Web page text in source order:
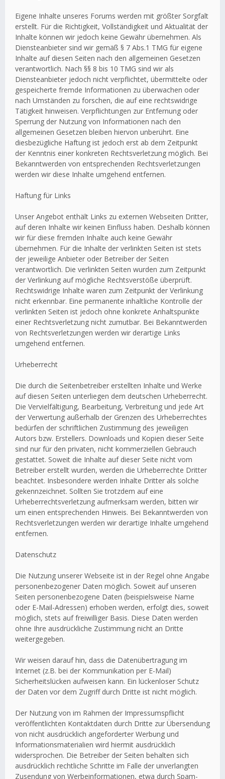
Eigene Inhalte unseres Forums werden mit größter Sorgfalt
erstellt. Für die Richtigkeit, Vollständigkeit und Aktualität der
Inhalte können wir jedoch keine Gewähr übernehmen. Als
Diensteanbieter sind wir gemäß § 7 Abs.1 TMG für eigene
Inhalte auf diesen Seiten nach den allgemeinen Gesetzen
verantwortlich. Nach §§ 8 bis 10 TMG sind wir als
Diensteanbieter jedoch nicht verpflichtet, übermittelte oder
gespeicherte fremde Informationen zu überwachen oder
nach Umständen zu forschen, die auf eine rechtswidrige
Tätigkeit hinweisen. Verpflichtungen zur Entfernung oder
Sperrung der Nutzung von Informationen nach den
allgemeinen Gesetzen bleiben hiervon unberührt. Eine
diesbezügliche Haftung ist jedoch erst ab dem Zeitpunkt
der Kenntnis einer konkreten Rechtsverletzung möglich. Bei
Bekanntwerden von entsprechenden Rechtsverletzungen
werden wir diese Inhalte umgehend entfernen.
Haftung für Links
Unser Angebot enthält Links zu externen Webseiten Dritter,
auf deren Inhalte wir keinen Einfluss haben. Deshalb können
wir für diese fremden Inhalte auch keine Gewähr
übernehmen. Für die Inhalte der verlinkten Seiten ist stets
der jeweilige Anbieter oder Betreiber der Seiten
verantwortlich. Die verlinkten Seiten wurden zum Zeitpunkt
der Verlinkung auf mögliche Rechtsverstöße überprüft.
Rechtswidrige Inhalte waren zum Zeitpunkt der Verlinkung
nicht erkennbar. Eine permanente inhaltliche Kontrolle der
verlinkten Seiten ist jedoch ohne konkrete Anhaltspunkte
einer Rechtsverletzung nicht zumutbar. Bei Bekanntwerden
von Rechtsverletzungen werden wir derartige Links
umgehend entfernen.
Urheberrecht
Die durch die Seitenbetreiber erstellten Inhalte und Werke
auf diesen Seiten unterliegen dem deutschen Urheberrecht.
Die Vervielfältigung, Bearbeitung, Verbreitung und jede Art
der Verwertung außerhalb der Grenzen des Urheberrechtes
bedürfen der schriftlichen Zustimmung des jeweiligen
Autors bzw. Erstellers. Downloads und Kopien dieser Seite
sind nur für den privaten, nicht kommerziellen Gebrauch
gestattet. Soweit die Inhalte auf dieser Seite nicht vom
Betreiber erstellt wurden, werden die Urheberrechte Dritter
beachtet. Insbesondere werden Inhalte Dritter als solche
gekennzeichnet. Sollten Sie trotzdem auf eine
Urheberrechtsverletzung aufmerksam werden, bitten wir
um einen entsprechenden Hinweis. Bei Bekanntwerden von
Rechtsverletzungen werden wir derartige Inhalte umgehend
entfernen.
Datenschutz
Die Nutzung unserer Webseite ist in der Regel ohne Angabe
personenbezogener Daten möglich. Soweit auf unseren
Seiten personenbezogene Daten (beispielsweise Name
oder E-Mail-Adressen) erhoben werden, erfolgt dies, soweit
möglich, stets auf freiwilliger Basis. Diese Daten werden
ohne Ihre ausdrückliche Zustimmung nicht an Dritte
weitergegeben.
Wir weisen darauf hin, dass die Datenübertragung im
Internet (z.B. bei der Kommunikation per E-Mail)
Sicherheitslücken aufweisen kann. Ein lückenloser Schutz
der Daten vor dem Zugriff durch Dritte ist nicht möglich.
Der Nutzung von im Rahmen der Impressumspflicht
veröffentlichten Kontaktdaten durch Dritte zur Übersendung
von nicht ausdrücklich angeforderter Werbung und
Informationsmaterialien wird hiermit ausdrücklich
widersprochen. Die Betreiber der Seiten behalten sich
ausdrücklich rechtliche Schritte im Falle der unverlangten
Zusendung von Werbeinformationen, etwa durch Spam-